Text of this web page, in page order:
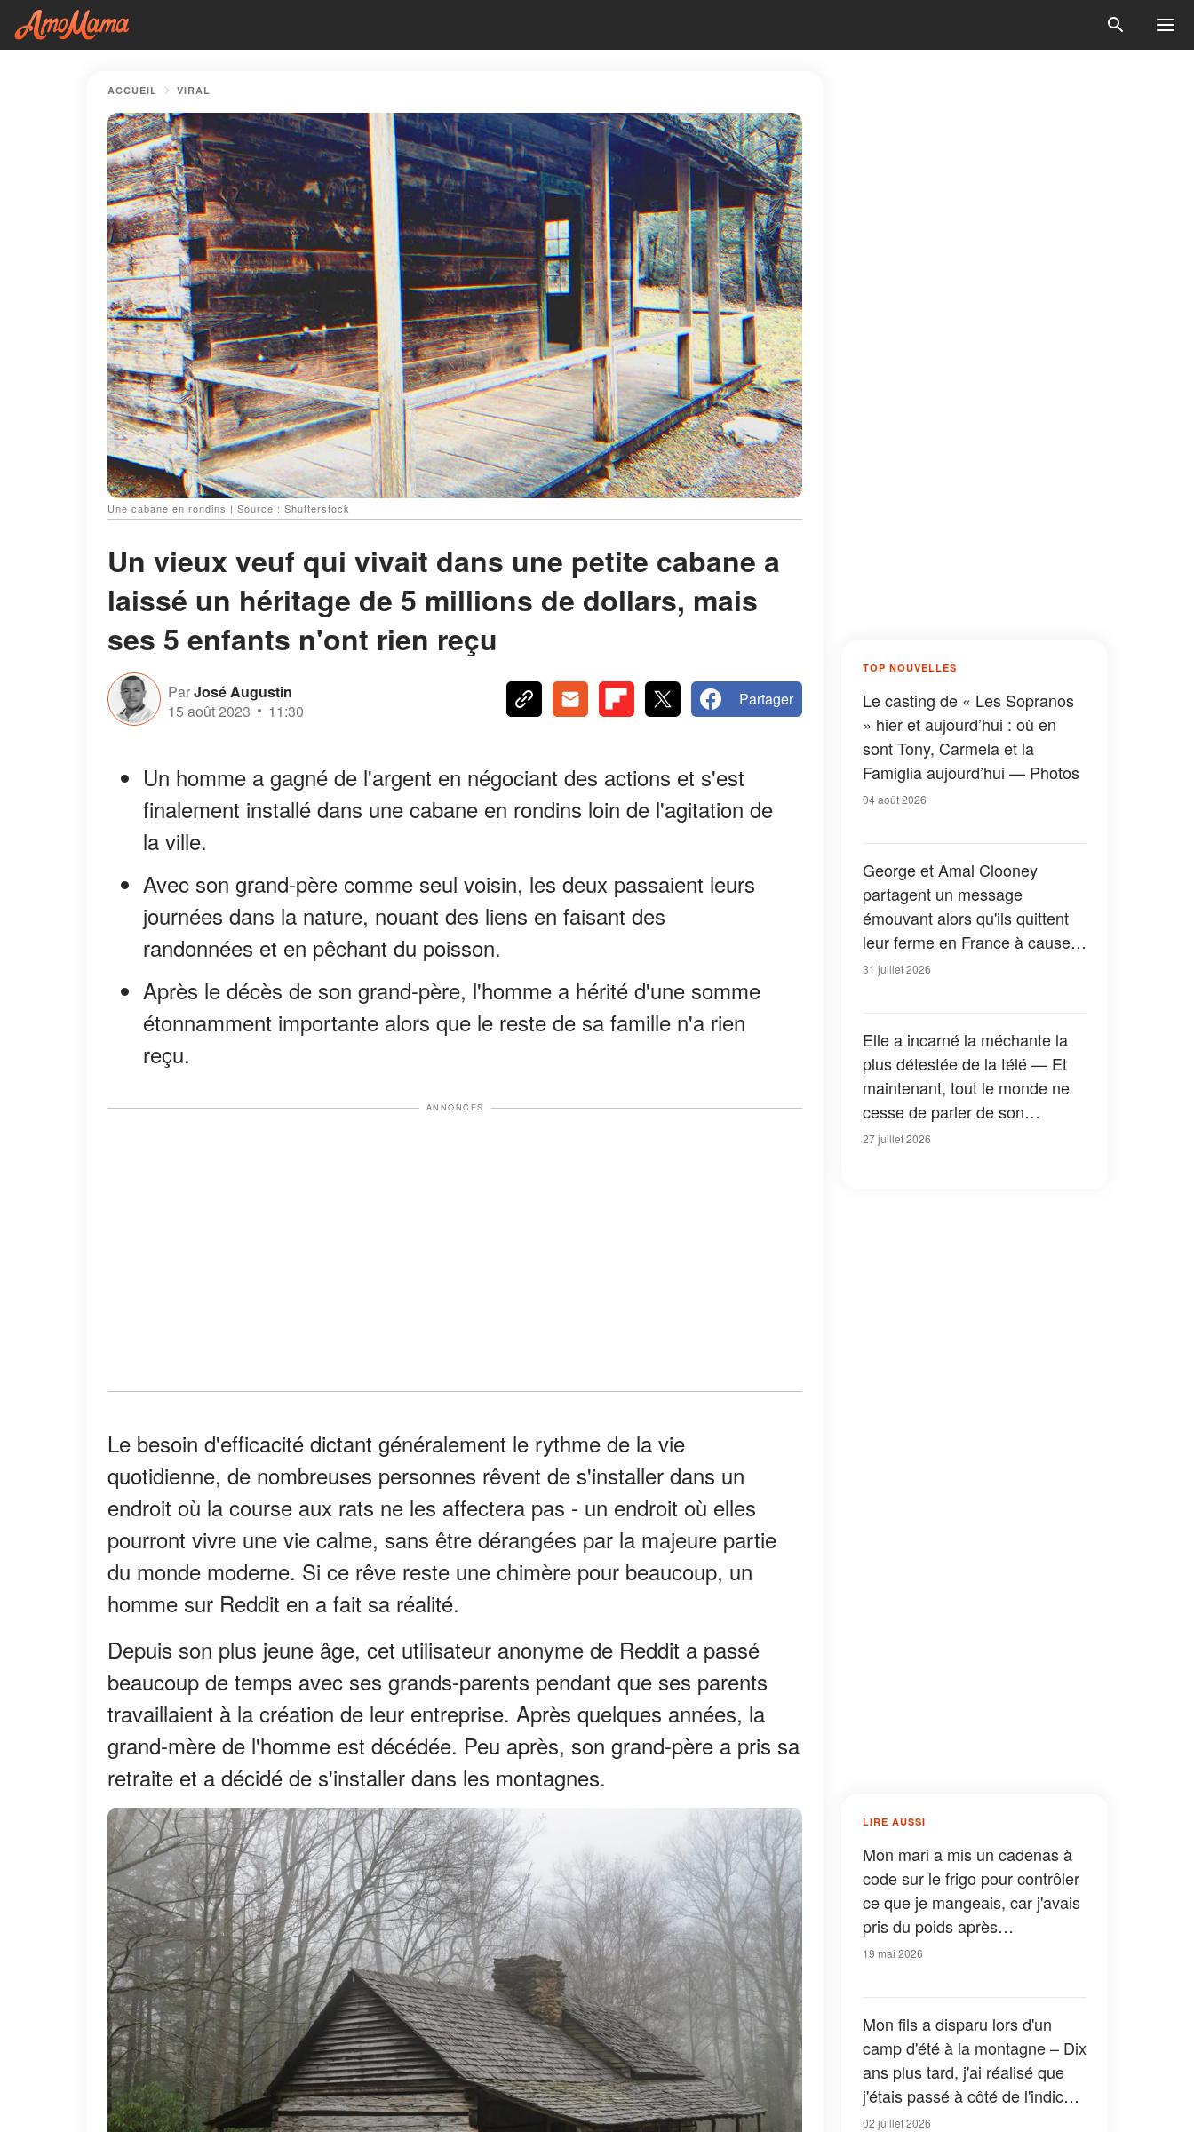
ACCUEIL VIRAL
Une cabane en rondins | Source : Shutterstock
Un vieux veuf qui vivait dans une petite cabane a
laissé un héritage de 5 millions de dollars, mais
ses 5 enfants n'ont rien reçu
ParJosé Augustin
15 août 2023
11:30
Partager
Un homme a gagné de l'argent en négociant des actions et s'est
finalement installé dans une cabane en rondins loin de l'agitation de
la ville.
Avec son grand-père comme seul voisin, les deux passaient leurs
journées dans la nature, nouant des liens en faisant des
randonnées et en pêchant du poisson.
Après le décès de son grand-père, l'homme a hérité d'une somme
étonnamment importante alors que le reste de sa famille n'a rien
reçu.
ANNONCES
Le besoin d'efficacité dictant généralement le rythme de la vie
quotidienne, de nombreuses personnes rêvent de s'installer dans un
endroit où la course aux rats ne les affectera pas - un endroit où elles
pourront vivre une vie calme, sans être dérangées par la majeure partie
du monde moderne. Si ce rêve reste une chimère pour beaucoup, un
homme sur Reddit en a fait sa réalité.
Depuis son plus jeune âge, cet utilisateur anonyme de Reddit a passé
beaucoup de temps avec ses grands-parents pendant que ses parents
travaillaient à la création de leur entreprise. Après quelques années, la
grand-mère de l'homme est décédée. Peu après, son grand-père a pris sa
retraite et a décidé de s'installer dans les montagnes.
TOP NOUVELLES
Le casting de « Les Sopranos
» hier et aujourd’hui : où en
sont Tony, Carmela et la
Famiglia aujourd’hui — Photos
04 août 2026
George et Amal Clooney
partagent un message
émouvant alors qu'ils quittent
leur ferme en France à cause
des feux de forêt — Tous les
31 juillet 2026
Elle a incarné la méchante la
plus détestée de la télé — Et
maintenant, tout le monde ne
cesse de parler de son
apparition dans la nouvelle
27 juillet 2026
LIRE AUSSI
Mon mari a mis un cadenas à
code sur le frigo pour contrôler
ce que je mangeais, car j'avais
pris du poids après
l'accouchement – mais il ne
19 mai 2026
Mon fils a disparu lors d'un
camp d'été à la montagne – Dix
ans plus tard, j'ai réalisé que
j'étais passé à côté de l'indice
le plus important
02 juillet 2026